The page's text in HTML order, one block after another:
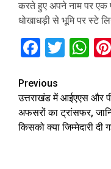
करते हुए अपने नाम पर एक
धोखाधड़ी से भूमि पर स्टे
Facebook
Continue
Reading
Previous
उत्तराखंड में आईएएस और
अफसरों का ट्रांसफर,
किसको क्या जिम्मेदारी दी